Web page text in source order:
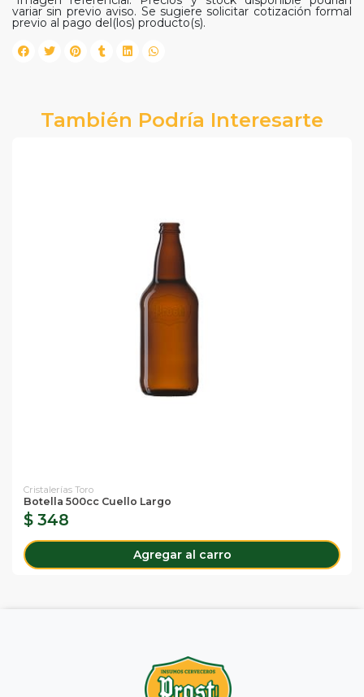
variar sin previo aviso. Se sugiere solicitar cotización formal
previo al pago del(los) producto(s).
También Podría Interesarte
Cristalerías Toro
Botella 500cc Cuello Largo
$ 348
Agregar al carro